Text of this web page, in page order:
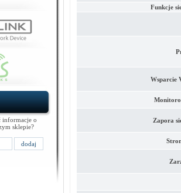
informacje o
sklepie?
Funkcje
Wsparcie
Zapora